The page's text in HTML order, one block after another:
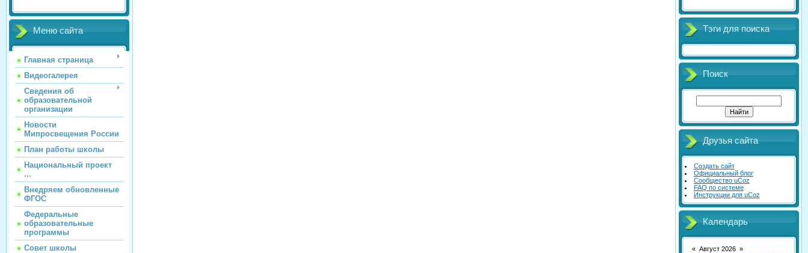
Меню сайта
Главная страница
Видеогалерея
Сведения об
образовательной
организации
Новости
Мипросвещения России
План работы школы
Национальный проект
...
Внедряем обновленные
ФГОС
Федеральные
образовательные
программы
Совет школы
Тэги для поиска
Поиск
Друзья сайта
Создать сайт
Официальный блог
Сообщество uCoz
FAQ по системе
Инструкции для uCoz
Календарь
« Август 2026 »